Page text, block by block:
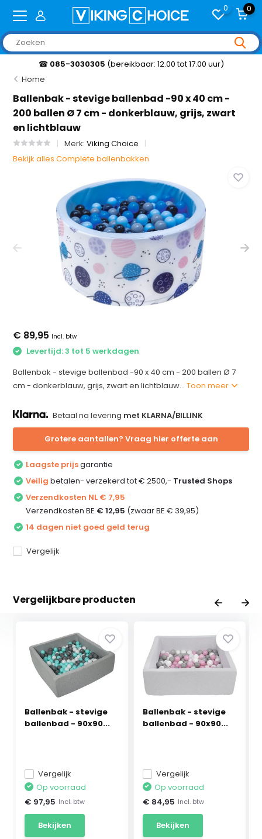
0 0
☎ 085-3030305 (bereikbaar: 12.00 tot 17.00 uur)
Home
Ballenbak - stevige ballenbad -90 x 40 cm -
200 ballen Ø 7 cm - donkerblauw, grijs, zwart
en lichtblauw
Merk:Viking Choice
Bekijk alles Complete ballenbakken
€ 89,95 Incl. btw
Levertijd: 3 tot 5 werkdagen
Ballenbak - stevige ballenbad -90 x 40 cm - 200 ballen Ø 7
cm - donkerblauw, grijs, zwart en lichtblauw...Toon meer
Betaal na levering met KLARNA/BILLINK
Grotere aantallen? Vraag hier offerte aan
Laagste prijsgarantie
Veilig betalen- verzekerd tot € 2500,- Trusted Shops
Verzendkosten NL € 7,95
Verzendkosten BE € 12,95 (zwaar BE € 39,95)
14 dagen niet goed geld terug
Vergelijk
Vergelijkbare producten
Ballenbak - stevige
ballenbad - 90x90...
Vergelijk
Op voorraad
€ 97,95 Incl. btw
Bekijken
Ballenbak - stevige
ballenbad - 90x90...
Vergelijk
Op voorraad
€ 84,95 Incl. btw
Bekijken